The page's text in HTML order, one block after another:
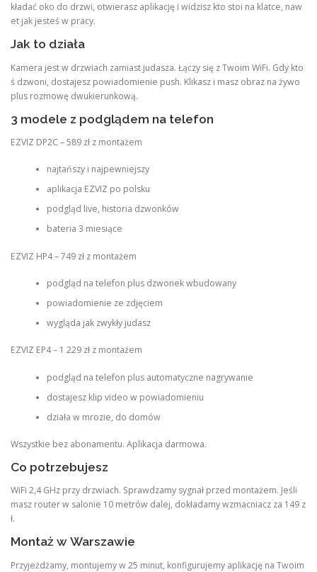
kładać oko do drzwi, otwierasz aplikację i widzisz kto stoi na klatce, naw
et jak jesteś w pracy.
Jak to działa
Kamera jest w drzwiach zamiast judasza. Łączy się z Twoim WiFi. Gdy kto
ś dzwoni, dostajesz powiadomienie push. Klikasz i masz obraz na żywo
plus rozmowę dwukierunkową.
3 modele z podglądem na telefon
EZVIZ DP2C – 589 zł z montażem
najtańszy i najpewniejszy
aplikacja EZVIZ po polsku
podgląd live, historia dzwonków
bateria 3 miesiące
EZVIZ HP4 – 749 zł z montażem
podgląd na telefon plus dzwonek wbudowany
powiadomienie ze zdjęciem
wygląda jak zwykły judasz
EZVIZ EP4 – 1 229 zł z montażem
podgląd na telefon plus automatyczne nagrywanie
dostajesz klip video w powiadomieniu
działa w mrozie, do domów
Wszystkie bez abonamentu. Aplikacja darmowa.
Co potrzebujesz
WiFi 2,4 GHz przy drzwiach. Sprawdzamy sygnał przed montażem. Jeśli
masz router w salonie 10 metrów dalej, dokładamy wzmacniacz za 149 z
ł.
Montaż w Warszawie
Przyjeżdżamy, montujemy w 25 minut, konfigurujemy aplikację na Twoim